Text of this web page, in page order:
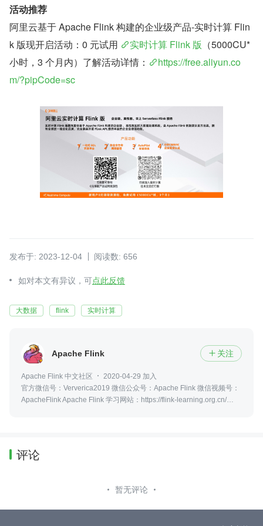
活动推荐
阿里云基于 Apache Flink 构建的企业级产品-实时计算 Flin
k 版现开启活动：0 元试用
实时计算 Flink 版 （5000CU*
小时，3 个月内）了解活动详情：
https://free.aliyun.co
m/?pipCode=sc
发布于: 2023-12-04 阅读数: 656
如对本文有异议，可点此反馈
大数据 flink 实时计算
Apache Flink  关注
Apache Flink 中文社区
2020-04-29 加入
官方微信号：Ververica2019 微信公众号：Apache Flink 微信视频号：
ApacheFlink Apache Flink 学习网站：https://flink-learning.org.cn/
评论
暂无评论